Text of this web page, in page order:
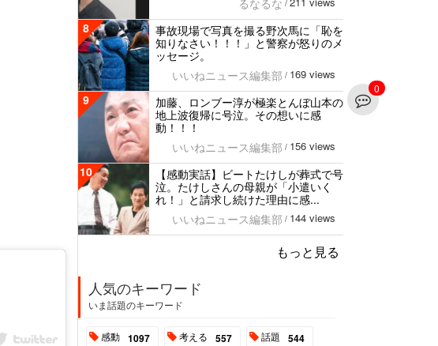
0
るなるな /
8
事故現場で写真を撮る野次馬に「恥を
知りなさい！！！」と警察が怒りのメ
ッセージ。
いいねニュース編集部 / 169 views
9
加藤、ロンブー淳が極楽とんぼ山本の
地上波復帰に号泣。その想いに感
動！！！
いいねニュース編集部 / 156 views
10
【感動実話】ビートたけしが葬式で号
泣。たけしさんの母親が「小遣いく
れ！」と請求し続けた理由に感...
いいねニュース編集部 / 144 views
もっと見る
人気のキーワード
いま話題のキーワード
感動 1097 考える 557 話題 544